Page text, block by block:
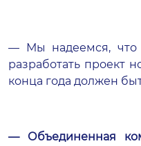
— Мы надеемся,
разработать проект
конца года должен
— Объединенная